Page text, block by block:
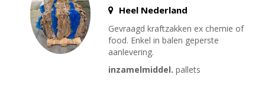
Heel Nederland
Gevraagd kraftzakken ex chemie of
food. Enkel in balen geperste
aanlevering.
inzamelmiddel. pallets